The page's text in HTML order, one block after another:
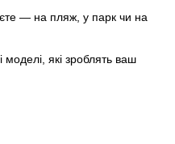
— на пляж, у парк чи на
моделі, які зроблять ваш